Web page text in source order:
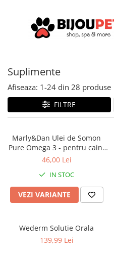
Caini
Hrana Presata la Rece
Hrana Uscata
Tribal
Oaks Farm
Nature's Protection
Taste of the Wild
Devora
Orijen
Pisici
Hrana umeda
Recompense pisici
Jucarii Pisici
Accesorii
Ansambluri Pisici
Litiere si Asternut
Genti, Patuturi si Custi de
Transport
Produse Igiena si Ingrijire
Suplimente
Suplimente
Afiseaza: 1-24 din 28 produse
FILTRE
Marly&Dan Ulei de Somon
Pure Omega 3 - pentru caini
si pisici
46,00 Lei
IN STOC
VEZI VARIANTE
Wederm Solutie Orala
139,99 Lei